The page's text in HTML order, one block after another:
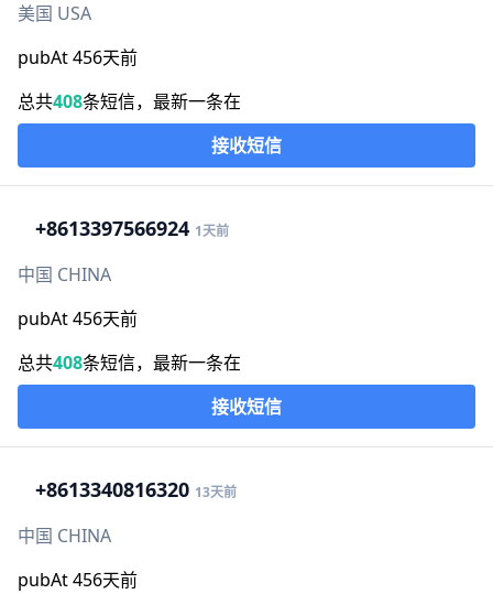
美国 USA
pubAt 456天前
总共408条短信，最新一条在
接收短信
+8613397566924 1天前
中国 CHINA
pubAt 456天前
总共408条短信，最新一条在
接收短信
+8613340816320 13天前
中国 CHINA
pubAt 456天前